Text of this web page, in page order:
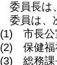
委員長は
委員は、
(1)
市長
(2)
保健
(3)
総務